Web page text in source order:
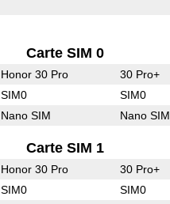
Carte SIM 0
Honor 30 Pro 30 Pro+
SIM0 SIM0
Nano SIM Nano SIM
Carte SIM 1
Honor 30 Pro 30 Pro+
SIM0 SIM0